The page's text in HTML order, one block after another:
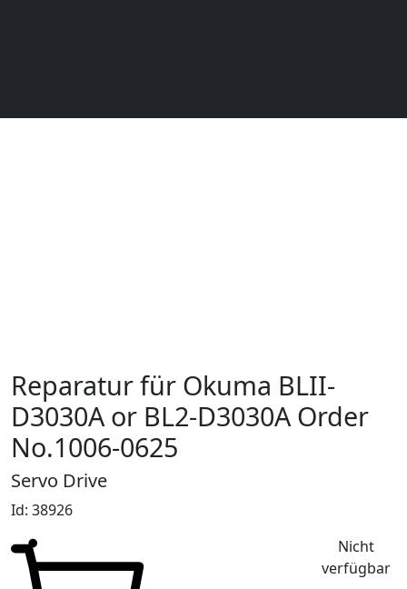
Reparatur für Okuma BLII-
D3030A or BL2-D3030A Order
No.1006-0625
Servo Drive
Id: 38926
Nicht
verfügbar